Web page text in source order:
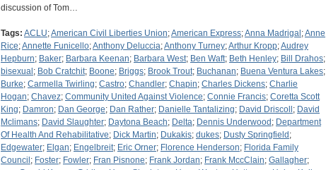
discussion of Tom…
Tags: ACLU;American Civil Liberties Union;American Express;Anna Madrigal ;Anne
Rice;Annette Funicello;Anthony Deluccia;Anthony Turney;Arthur Kropp;Audrey
Hepburn; Baker; Barbara Keenan; Barbara West; Ben Waft; Beth Henley; Bill Drahos;
bisexual ; Bob Cratchit; Boone; Briggs; Brook Trout; Buchanan; Buena Ventura Lakes;
Burke; Carmella Twirling; Castro; Chandler; Chapin; Charles Dickens; Charlie
Hogan; Chavez; Community United Against Violence; Connie Francis; Coretta Scott
King; Damron; Dan George; Dan Rather; Danielle Tantalizing; David Driscoll ; David
Mclimans; David Slaughter; Daytona Beach; Delta; Dennis Underwood ; Department
Of Health And Rehabilitative; Dick Martin; Dukakis; dukes; Dusty Springfield ;
Edgewater; Elgan; Engelbreit; Eric Orner; Florence Henderson; Florida Family
Council ; Foster; Fowler; Fran Pisnone; Frank Jordan; Frank MccClain; Gallagher;